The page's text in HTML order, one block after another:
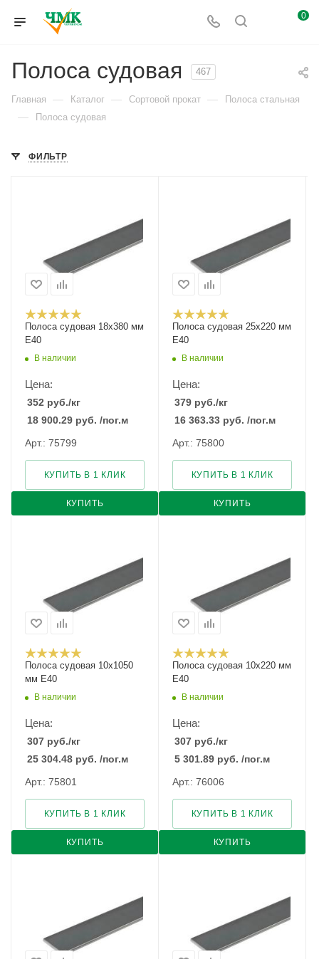
0
Полоса судовая 467
Главная — Каталог — Сортовой прокат — Полоса стальная
— Полоса судовая
ФИЛЬТР
Полоса судовая 18х380 мм
E40
В наличии
Цена:
352 руб./кг
18 900.29 руб. /пог.м
Арт.: 75799
КУПИТЬ
КУПИТЬ В 1 КЛИК
Полоса судовая 25х220 мм
E40
В наличии
Цена:
379 руб./кг
16 363.33 руб. /пог.м
Арт.: 75800
КУПИТЬ
КУПИТЬ В 1 КЛИК
Полоса судовая 10х1050
мм E40
В наличии
Цена:
307 руб./кг
25 304.48 руб. /пог.м
Арт.: 75801
КУПИТЬ
КУПИТЬ В 1 КЛИК
Полоса судовая 10х220 мм
E40
В наличии
Цена:
307 руб./кг
5 301.89 руб. /пог.м
Арт.: 76006
КУПИТЬ
КУПИТЬ В 1 КЛИК